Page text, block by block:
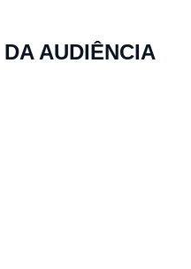
AUDIÊNCIA